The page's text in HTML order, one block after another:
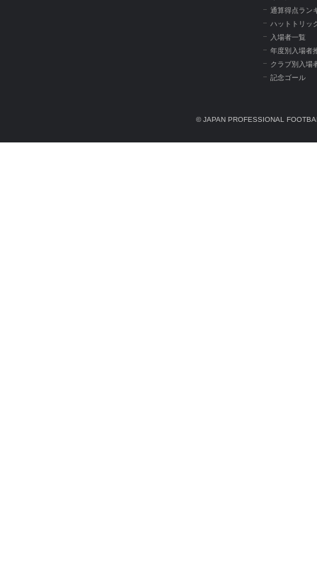
通算得点ラン
ハットトリッ
入場者一覧
年度別入場者
クラブ別入場
記念ゴール
© JAPAN PROFESSIONAL